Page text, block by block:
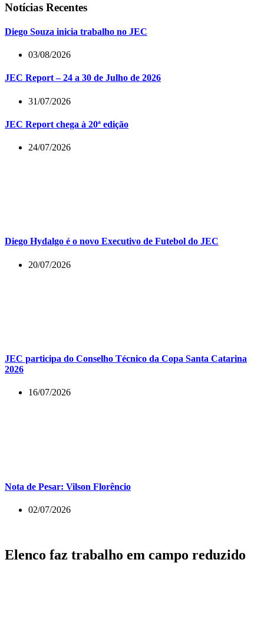
Notícias Recentes
Diego Souza inicia trabalho no JEC
03/08/2026
JEC Report – 24 a 30 de Julho de 2026
31/07/2026
JEC Report chega à 20ª edição
24/07/2026
Diego Hydalgo é o novo Executivo de Futebol do JEC
20/07/2026
JEC participa do Conselho Técnico da Copa Santa Catarina
2026
16/07/2026
Nota de Pesar: Vilson Florêncio
02/07/2026
Elenco faz trabalho em campo reduzido